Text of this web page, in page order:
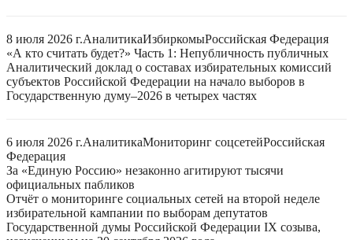
8 июля 2026 г.АналитикаИзбиркомыРоссийская Федерация
«А кто считать будет?» Часть 1: Непубличность публичных
Аналитический доклад о составах избирательных комиссий
субъектов Российской Федерации на начало выборов в
Государственную думу–2026 в четырех частях
6 июля 2026 г.АналитикаМониторинг соцсетейРоссийская
Федерация
За «Единую Россию» незаконно агитируют тысячи
официальных пабликов
Отчёт о мониторинге социальных сетей на второй неделе
избирательной кампании по выборам депутатов
Государственной думы Российской Федерации IX созыва,